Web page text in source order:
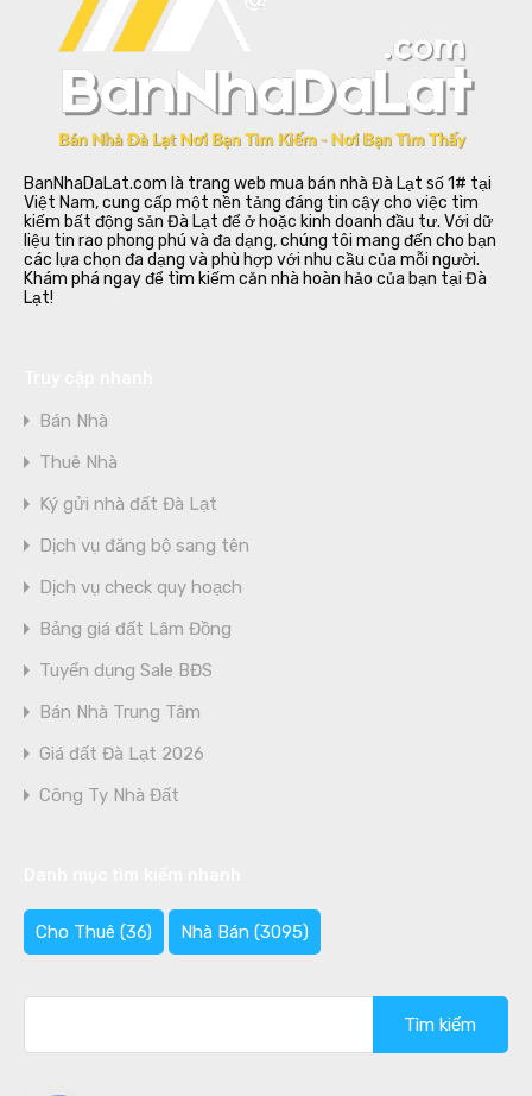
BanNhaDaLat.com là trang web mua bán nhà Đà Lạt số 1# tại
Việt Nam, cung cấp một nền tảng đáng tin cậy cho việc tìm
kiếm bất động sản Đà Lạt để ở hoặc kinh doanh đầu tư. Với dữ
liệu tin rao phong phú và đa dạng, chúng tôi mang đến cho bạn
các lựa chọn đa dạng và phù hợp với nhu cầu của mỗi người.
Khám phá ngay để tìm kiếm căn nhà hoàn hảo của bạn tại Đà
Lạt!
Bán Nhà
Thuê Nhà
Ký gửi nhà đất Đà Lạt
Dịch vụ đăng bộ sang tên
Dịch vụ check quy hoạch
Bảng giá đất Lâm Đồng
Tuyển dụng Sale BĐS
Bán Nhà Trung Tâm
Giá đất Đà Lạt 2026
Công Ty Nhà Đất
Cho Thuê (36) Nhà Bán (3095)
kiếm
cho: